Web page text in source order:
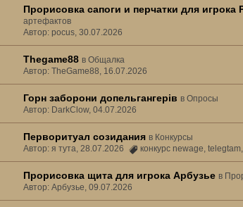
Прорисовка сапоги и перчатки для игрока
артефактов
Автор: pocus, 30.07.2026
Thegame88 вОбщалка
Автор: TheGame88, 16.07.2026
Горн заборони допельгангерів вОпросы
Автор: DarkClow, 04.07.2026
Перворитуал созидания в Конкурсы
Автор: я тута, 28.07.2026
конкурс newage,telegtam,
Прорисовка щита для игрока Арбузье в
Автор: Арбузье, 09.07.2026